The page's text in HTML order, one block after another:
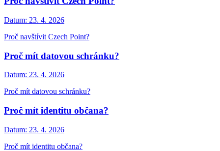
Datum: 23. 4. 2026
Proč navštívit Czech Point?
Proč mít datovou schránku?
Datum: 23. 4. 2026
Proč mít datovou schránku?
Proč mít identitu občana?
Datum: 23. 4. 2026
Proč mít identitu občana?